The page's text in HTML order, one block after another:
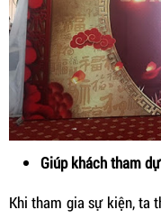
Giúp khách tham
Khi tham gia sự kiện, ta